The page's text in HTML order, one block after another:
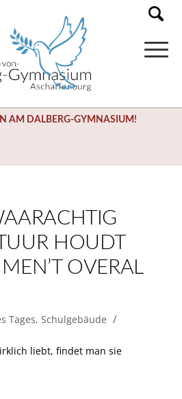
AM DALBERG-GYMNASIUM!
HOUDT
OVERAL
Tages, Schulgebäude /
liebt, findet man sie